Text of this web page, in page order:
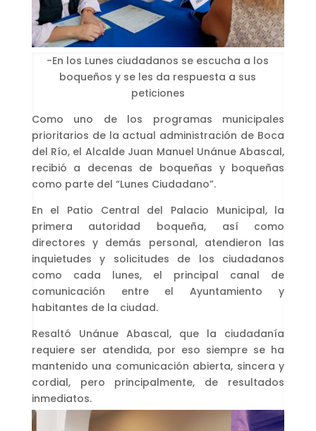
-En los Lunes ciudadanos se escucha a los
boqueños y se les da respuesta a sus
peticiones
Como uno de los programas municipales
prioritarios de la actual administración de Boca
del Río, el Alcalde Juan Manuel Unánue Abascal,
recibió a decenas de boqueñas y boqueñas
como parte del “Lunes Ciudadano”.
En el Patio Central del Palacio Municipal, la
primera autoridad boqueña, así como
directores y demás personal, atendieron las
inquietudes y solicitudes de los ciudadanos
como cada lunes, el principal canal de
comunicación entre el Ayuntamiento y
habitantes de la ciudad.
Resaltó Unánue Abascal, que la ciudadanía
requiere ser atendida, por eso siempre se ha
mantenido una comunicación abierta, sincera y
cordial, pero principalmente, de resultados
inmediatos.